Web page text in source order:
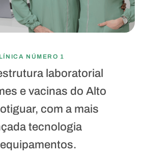
NÚMERO 1
laboratorial
e vacinas do Alto
com a mais
tecnologia